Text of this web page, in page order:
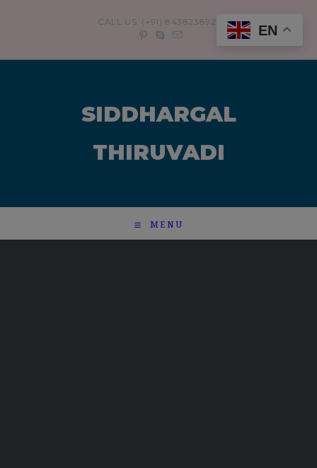
CALL US: (+91) 8438238921
SIDDHARGAL
THIRUVADI
MENU
EN